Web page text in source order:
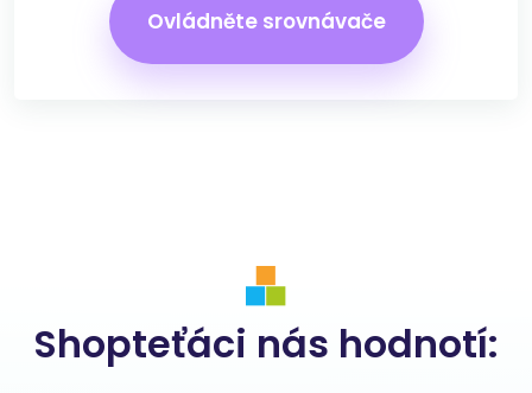
Ovládněte srovnávače
Shopteťáci nás hodnotí: